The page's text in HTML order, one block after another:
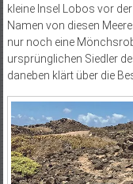
kleine Insel Lobos vor
Namen von diesen
nur noch eine
ursprünglichen Siedler
daneben klärt über die